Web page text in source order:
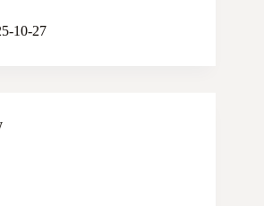
10-27